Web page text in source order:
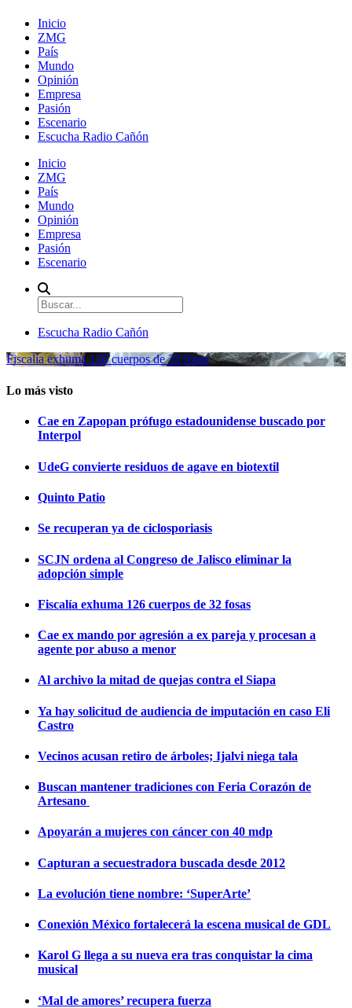
Inicio
ZMG
País
Mundo
Opinión
Empresa
Pasión
Escenario
Escucha Radio Cañón
Inicio
ZMG
País
Mundo
Opinión
Empresa
Pasión
Escenario
Escucha Radio Cañón
Fiscalía exhuma 126 cuerpos de 32 fosas
Lo más visto
Cae en Zapopan prófugo estadounidense buscado por
Interpol
UdeG convierte residuos de agave en biotextil
Quinto Patio
Se recuperan ya de ciclosporiasis
SCJN ordena al Congreso de Jalisco eliminar la
adopción simple
Fiscalía exhuma 126 cuerpos de 32 fosas
Cae ex mando por agresión a ex pareja y procesan a
agente por abuso a menor
Al archivo la mitad de quejas contra el Siapa
Ya hay solicitud de audiencia de imputación en caso Eli
Castro
Vecinos acusan retiro de árboles; Ijalvi niega tala
Buscan mantener tradiciones con Feria Corazón de
Artesano
Apoyarán a mujeres con cáncer con 40 mdp
Capturan a secuestradora buscada desde 2012
La evolución tiene nombre: ‘SuperArte’
Conexión México fortalecerá la escena musical de GDL
Karol G llega a su nueva era tras conquistar la cima
musical
‘Mal de amores’ recupera fuerza